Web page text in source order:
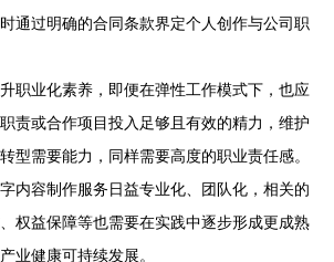
通过明确的合同条款界定个人创作与公司职
升职业化素养，即便在弹性工作模式下，也应
责或合作项目投入足够且有效的精力，维护
型需要能力，同样需要高度的职业责任感。
字内容制作服务日益专业化、团队化，相关的
权益保障等也需要在实践中逐步形成更成熟
业健康可持续发展。